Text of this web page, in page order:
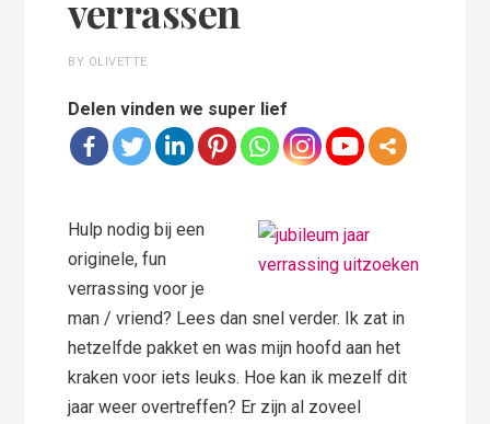
verrassen
BY OLIVETTE
Delen vinden we super lief
Hulp nodig bij een
originele, fun
verrassing voor je
man / vriend? Lees dan snel verder. Ik zat in
hetzelfde pakket en was mijn hoofd aan het
kraken voor iets leuks. Hoe kan ik mezelf dit
jaar weer overtreffen? Er zijn al zoveel